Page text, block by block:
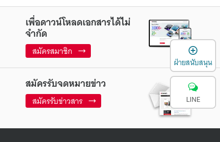
เพื่อดาวน์โหลดเอกสารได้ไม่
จำกัด
สมัครสมาชิก
สมัครรับจดหมายข่าว
สมัครรับข่าวสาร
ฝ่ายสนับสนุน
LINE